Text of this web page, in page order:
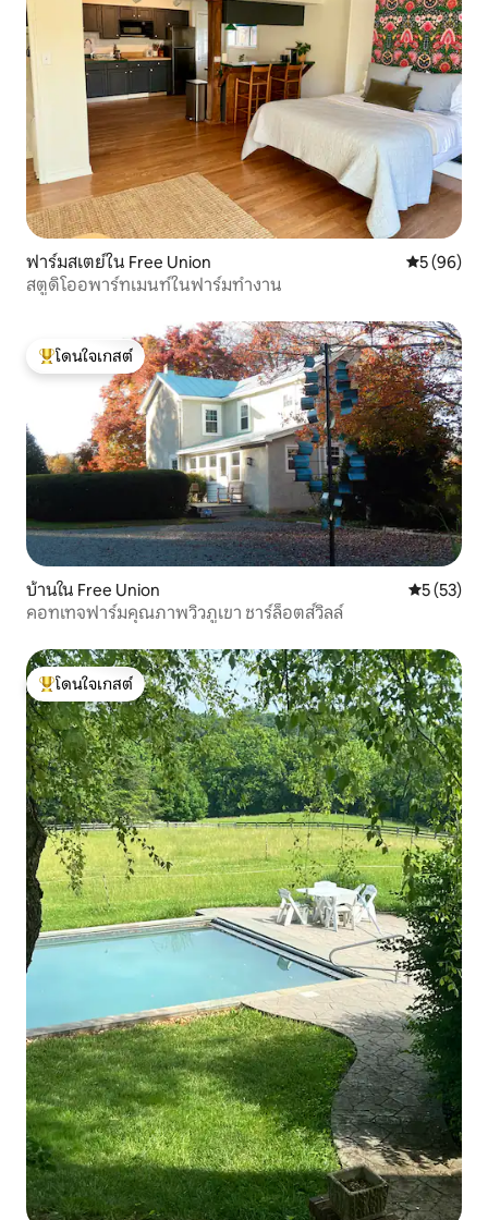
ฟาร์มสเตย์ใน Free Union คะแนนเฉลี่
5 (96)
สตูดิโออพาร์ทเมนท์ในฟาร์มทำงาน
โดนใจเกสต์ที่สุด
โดนใจเกสต์
บ้านใน Free Union คะแนนเฉลี่
5 (53)
คอทเทจฟาร์มคุณภาพวิวภูเขา ชาร์ล็อตส์วิลล์
โดนใจเกสต์ที่สุด
โดนใจเกสต์